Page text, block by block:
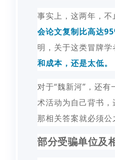
事实上，这两年，不
会论文复制比高达
明，关于这类冒牌
和成本，还是太低。
对于“魏新河”，还
术活动为自己背书
那相关答案就必须公
部分受骗单位及